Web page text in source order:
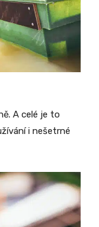
A celé je to
i nešetrné